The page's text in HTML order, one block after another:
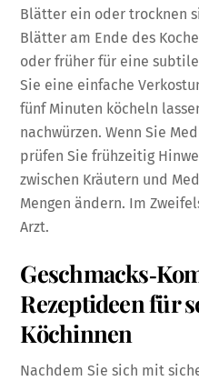
Blätter ein oder trocknen
Blätter am Ende des
oder früher für eine
Sie eine einfache
fünf Minuten köcheln
nachwürzen. Wenn Sie
prüfen Sie frühzeitig
zwischen Kräutern und
Mengen ändern. Im
Arzt.
Rezeptideen für
Köchinnen
Nachdem Sie sich mit